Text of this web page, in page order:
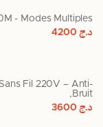
- Modes Multiples
د.ج4200
Fil 220V – Anti-
Bruit,
د.ج3600